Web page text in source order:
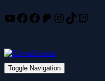
Skip
YouTube
Facebook
Facebook
Patreon
Instagram
TikTok
Twitch
Toggle Navigation